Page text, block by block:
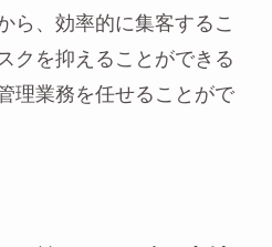
ら、効率的に集客するこ
クを抑えることができる
理業務を任せることがで